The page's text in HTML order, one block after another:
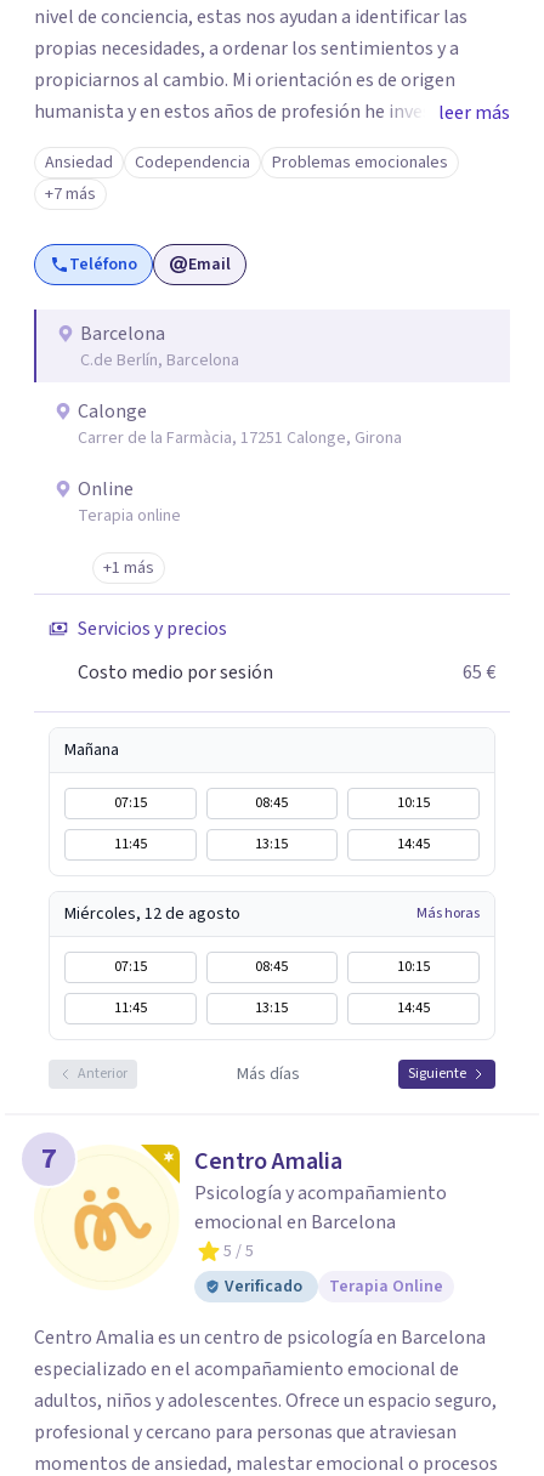
nivel de conciencia, estas nos ayudan a identificar las
propias necesidades, a ordenar los sentimientos y a
propiciarnos al cambio. Mi orientación es de origen
humanista y en estos años de profesión he investigado y
conocido diferentes técnicas y herramientas de trabajo.
Métodos terapéuticos que perciben al ser humano como
su totalidad: psique, cuerpo y emoción, para mejorar el
estado interno de las personas y conseguir estar en la
vida de una forma más plena.
leer más
Ansiedad Codependencia
Problemas emocionales
+7 más
Teléfono Email
Barcelona
C.de Berlín, Barcelona
Calonge
Carrer de la Farmàcia, 17251 Calonge, Girona
Online
Terapia online
+1 más
Servicios y precios
Costo medio por sesión
65 €
Mañana
07:15 08:45
10:15
11:45
13:15 14:45
Miércoles, 12 de agosto Más horas
07:15 08:45
10:15
11:45
13:15 14:45
Anterior Más días Siguiente
7 Centro Amalia
Psicología y acompañamiento
emocional en Barcelona
5 / 5
Verificado
Terapia Online
Centro Amalia es un centro de psicología en Barcelona
especializado en el acompañamiento emocional de
adultos, niños y adolescentes. Ofrece un espacio seguro,
profesional y cercano para personas que atraviesan
momentos de ansiedad, malestar emocional o procesos